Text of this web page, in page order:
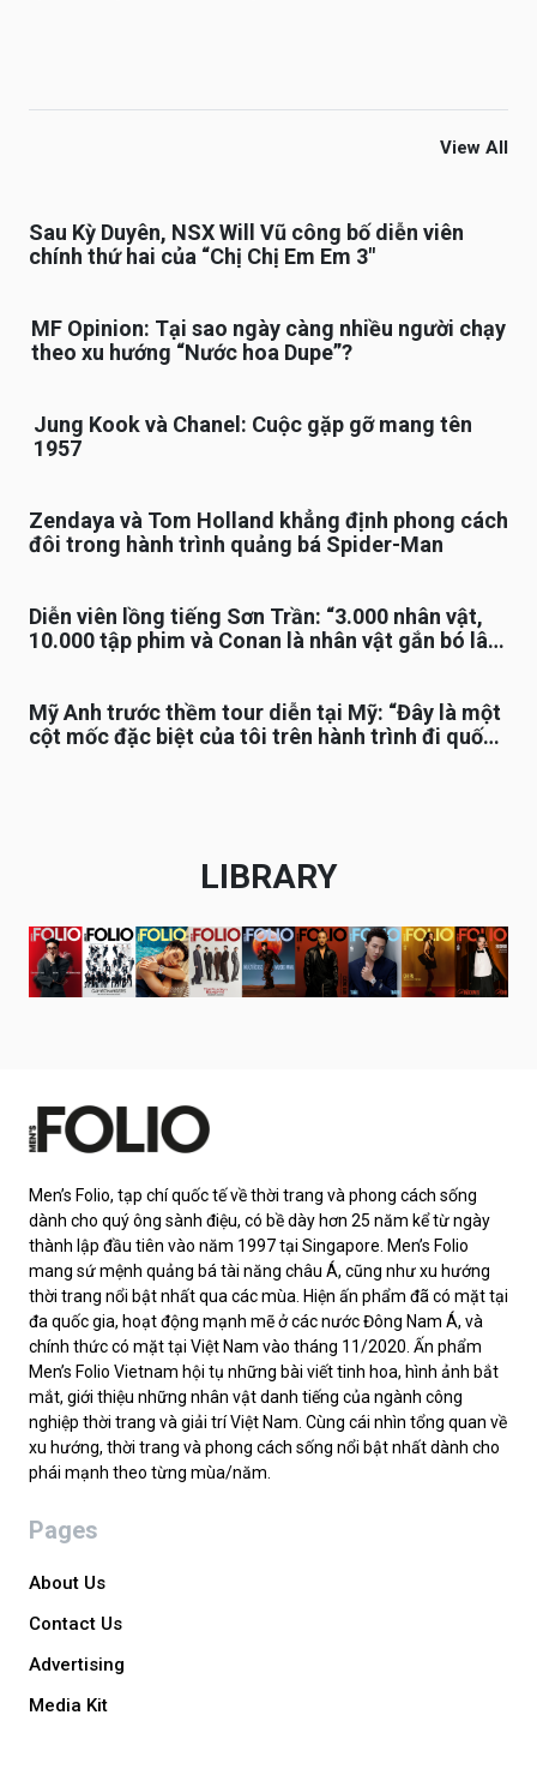
View All
Sau Kỳ Duyên, NSX Will Vũ công bố diễn viên
chính thứ hai của “Chị Chị Em Em 3″
MF Opinion: Tại sao ngày càng nhiều người chạy
theo xu hướng “Nước hoa Dupe”?
Jung Kook và Chanel: Cuộc gặp gỡ mang tên
1957
Zendaya và Tom Holland khẳng định phong cách
đôi trong hành trình quảng bá Spider-Man
Diễn viên lồng tiếng Sơn Trần: “3.000 nhân vật,
10.000 tập phim và Conan là nhân vật gắn bó lâu
Mỹ Anh trước thềm tour diễn tại Mỹ: “Đây là một
cột mốc đặc biệt của tôi trên hành trình đi quốc
LIBRARY
Men’s Folio, tạp chí quốc tế về thời trang và phong cách sống
dành cho quý ông sành điệu, có bề dày hơn 25 năm kể từ ngày
thành lập đầu tiên vào năm 1997 tại Singapore. Men’s Folio
mang sứ mệnh quảng bá tài năng châu Á, cũng như xu hướng
thời trang nổi bật nhất qua các mùa. Hiện ấn phẩm đã có mặt tại
đa quốc gia, hoạt động mạnh mẽ ở các nước Đông Nam Á, và
chính thức có mặt tại Việt Nam vào tháng 11/2020. Ấn phẩm
Men’s Folio Vietnam hội tụ những bài viết tinh hoa, hình ảnh bắt
mắt, giới thiệu những nhân vật danh tiếng của ngành công
nghiệp thời trang và giải trí Việt Nam. Cùng cái nhìn tổng quan về
xu hướng, thời trang và phong cách sống nổi bật nhất dành cho
phái mạnh theo từng mùa/năm.
Pages
About Us
Contact Us
Advertising
Media Kit